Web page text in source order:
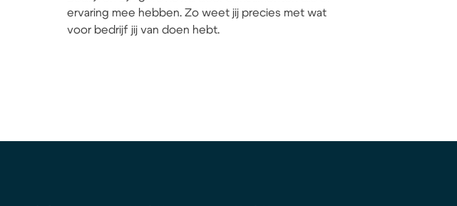
ervaring mee hebben. Zo weet jij precies met wat
voor bedrijf jij van doen hebt.